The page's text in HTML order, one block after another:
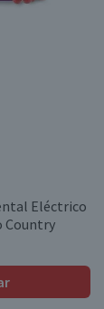
Eléctrico
Country